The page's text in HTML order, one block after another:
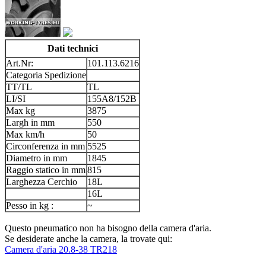
Dati technici
Art.Nr:
101.113.6216
Categoria Spedizione
TT/TL
TL
LI/SI
155A8/152B
Max kg
3875
Largh in mm
550
Max km/h
50
Circonferenza in mm 5525
Diametro in mm
1845
Raggio statico in mm815
Larghezza Cerchio
18L
16L
Pesso in kg :
~
Questo pneumatico non ha bisogno della camera d'aria.
Se desiderate anche la camera, la trovate qui:
Camera d'aria 20.8-38 TR218